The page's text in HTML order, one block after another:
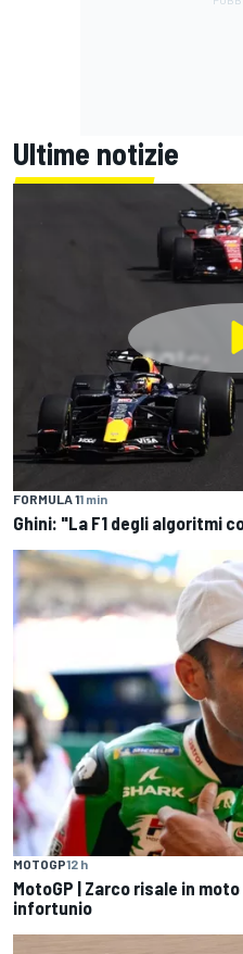
Ultime notizie
FORMULA 11 min
Ghini: "La F1 degli algoritmi
MOTOGP12 h
MotoGP | Zarco risale in
infortunio